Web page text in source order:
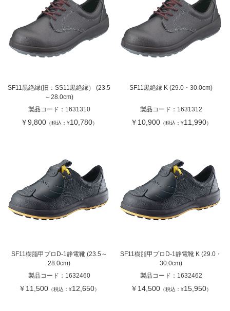
SF11黒絶縁(旧：SS11黒絶縁） (23.5
～28.0cm)
製品コード： 1631310
￥9,800 （税込：¥10,780）
SF11黒絶縁 K (29.0・30.0cm)
製品コード： 1631312
￥10,900 （税込：¥11,990）
SF11樹脂甲プロD-1静電靴 (23.5～
28.0cm)
製品コード： 1632460
￥11,500 （税込：¥12,650）
SF11樹脂甲プロD-1静電靴 K (29.0・
30.0cm)
製品コード： 1632462
￥14,500 （税込：¥15,950）